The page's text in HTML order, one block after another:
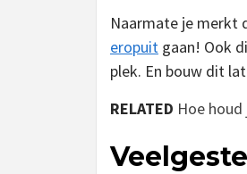
Naarmate je merkt
eropuit gaan! Ook
plek. En bouw dit
RELATED Hoe